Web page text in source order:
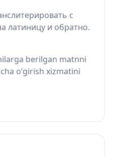
с
латиницу и обратно.
berilgan matnni
o‘girish xizmatini